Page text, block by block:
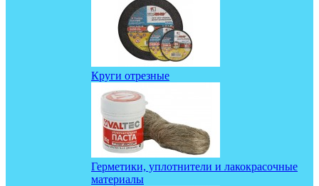
Круги отрезные
Герметики, уплотнители и лакокрасочные
материалы